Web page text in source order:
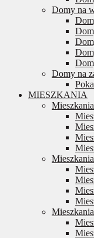
Domy na
Domy na
MIESZKANIA